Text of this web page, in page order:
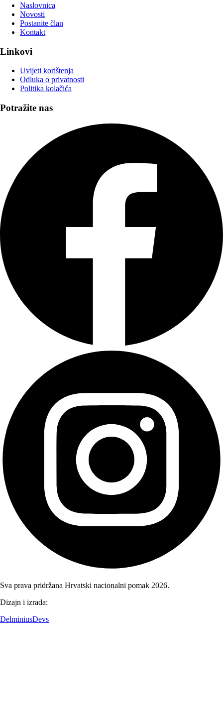
Naslovnica
Novosti
Postanite član
Kontakt
Linkovi
Uvijeti korištenja
Odluka o privatnosti
Politika kolačića
Potražite nas
Sva prava pridržana Hrvatski nacionalni pomak 2026.
Dizajn i izrada:
DelminiusDevs